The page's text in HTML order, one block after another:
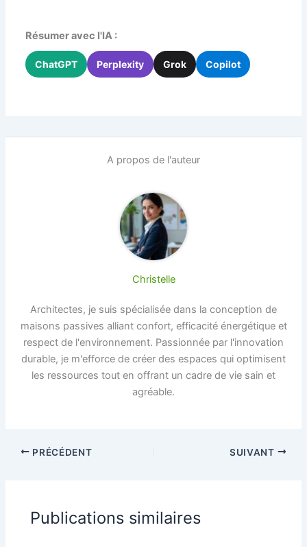
Résumer avec l'IA :
ChatGPT Perplexity Grok Copilot
A propos de l'auteur
Christelle
Architectes, je suis spécialisée dans la conception de
maisons passives alliant confort, efficacité énergétique et
respect de l'environnement. Passionnée par l'innovation
durable, je m'efforce de créer des espaces qui optimisent
les ressources tout en offrant un cadre de vie sain et
agréable.
PRÉCÉDENT SUIVANT
Publications similaires